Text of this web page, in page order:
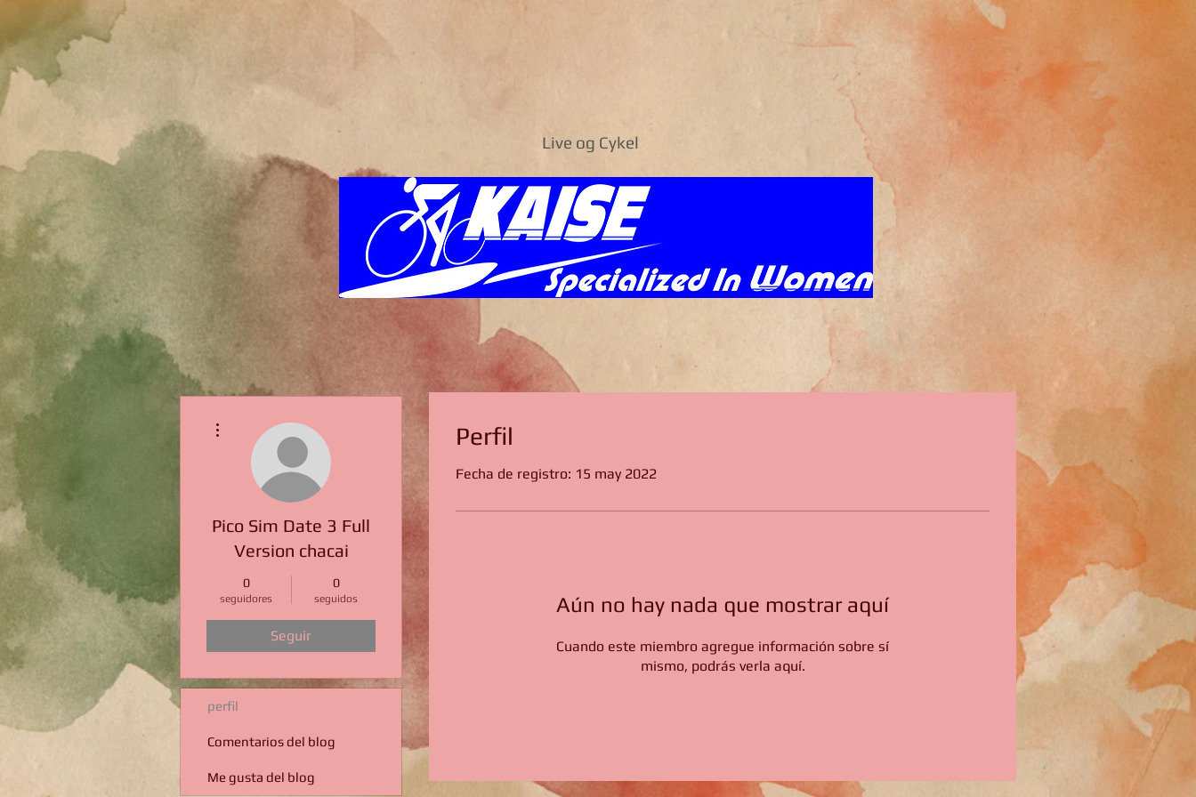
Live og Cykel
Perfil
Fecha de registro: 15 may 2022
Aún no hay nada que mostrar aquí
Cuando este miembro agregue información sobre sí
mismo, podrás verla aquí.
Pico Sim Date 3 Full
Version chacai
0
seguidores
0
seguidos
Seguir
perfil
Comentarios del blog
Me gusta del blog